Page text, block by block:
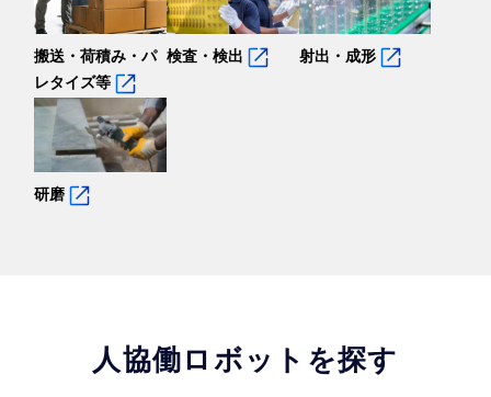
搬送・荷積み・パ
レタイズ等
検査・検出 射出・成形
研磨
人協働ロボットを探す